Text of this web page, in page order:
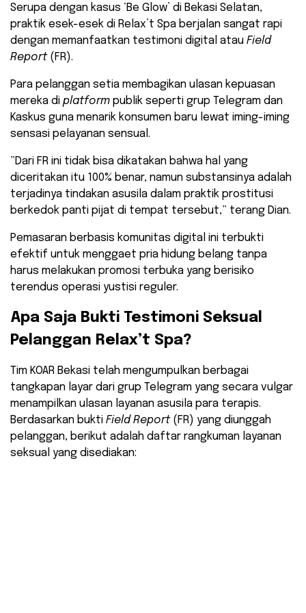
​Serupa dengan kasus ‘Be Glow’ di Bekasi Selatan,
praktik esek-esek di Relax’t Spa berjalan sangat rapi
dengan memanfaatkan testimoni digital atau Field
Report(FR).
Para pelanggan setia membagikan ulasan kepuasan
mereka di platform publik seperti grup Telegram dan
Kaskus guna menarik konsumen baru lewat iming-iming
sensasi pelayanan sensual.
​”Dari FR ini tidak bisa dikatakan bahwa hal yang
diceritakan itu 100% benar, namun substansinya adalah
terjadinya tindakan asusila dalam praktik prostitusi
berkedok panti pijat di tempat tersebut,” terang Dian.
​Pemasaran berbasis komunitas digital ini terbukti
efektif untuk menggaet pria hidung belang tanpa
harus melakukan promosi terbuka yang berisiko
terendus operasi yustisi reguler.
​Apa Saja Bukti Testimoni Seksual
Pelanggan Relax’t Spa?
​Tim KOAR Bekasi telah mengumpulkan berbagai
tangkapan layar dari grup Telegram yang secara vulgar
menampilkan ulasan layanan asusila para terapis.
Berdasarkan bukti Field Report(FR) yang diunggah
pelanggan, berikut adalah daftar rangkuman layanan
seksual yang disediakan: